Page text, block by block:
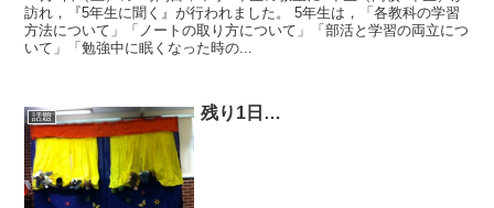
訪れ，『5年生に聞く』が行われました。 5年生は，「各教科の学習
方法について」「ノートの取り方について」「部活と学習の両立につ
いて」「勉強中に眠くなった時の...
話題 残り1日…